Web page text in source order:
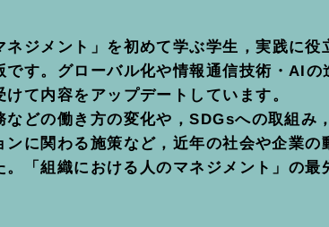
ネジメント」を初めて学ぶ学生，実践に
です。グローバル化や情報通信技術・AIの
て内容をアップデートしています。
などの働き方の変化や，SDGsへの取組み
ンに関わる施策など，近年の社会や企業の
。「組織における人のマネジメント」の